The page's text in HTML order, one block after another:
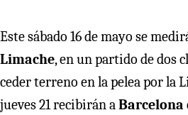
Este sábado 16 de mayo se
Limache, en un partido de dos
ceder terreno en la pelea por la
jueves 21 recibirán aBarcelona